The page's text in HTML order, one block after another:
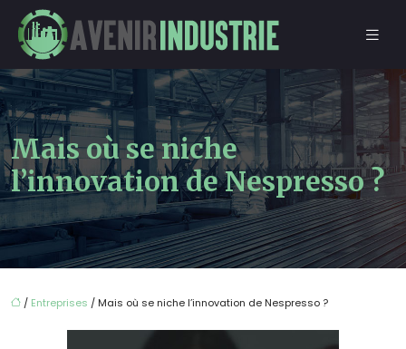
Mais où se niche
l’innovation de Nespresso ?
/ Entreprises / Mais où se niche l’innovation de Nespresso ?